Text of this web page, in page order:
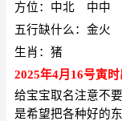
方位：中北 中中
五行缺什么：金火
生肖：猪
2025年4月16号寅
给宝宝取名注意不
是希望把各种好的